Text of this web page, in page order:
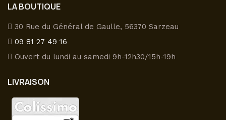
du
LA BOUTIQUE
30 Rue du Général de Gaulle, 56370 Sarzeau
09 81 27 49 16
Ouvert du lundi au samedi 9h-12h30/15h-19h
LIVRAISON